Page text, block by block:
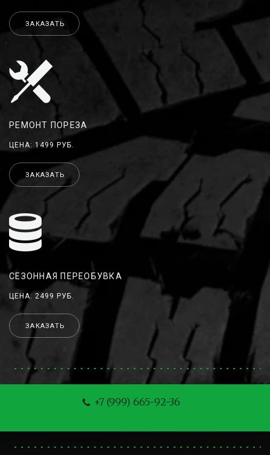
ЗАКАЗАТЬ
РЕМОНТ ПОРЕЗА
ЦЕНА: 1499 РУБ.
ЗАКАЗАТЬ
СЕЗОННАЯ ПЕРЕОБУВКА
ЦЕНА: 2499 РУБ.
ЗАКАЗАТЬ
+7 (999) 665-92-36